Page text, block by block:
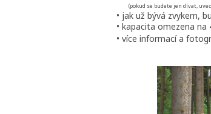
(pokud se budete jen dívat,
• jak už bývá zvykem,
• kapacita omezena na
• více informací a